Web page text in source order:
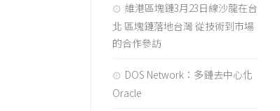
維港區塊鏈3月23日線沙龍在台
北 區塊鏈落地台灣 從技術到市場
的合作參訪
DOS Network：多鏈去中心化
Oracle